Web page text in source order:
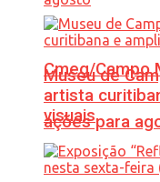
Cmeg/Campo
ações para
Museu de
artista
visuais